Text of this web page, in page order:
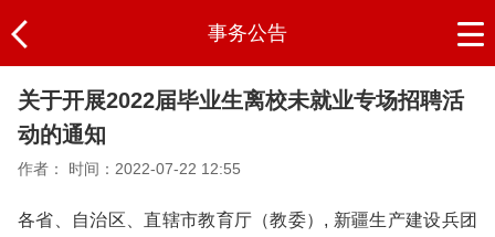
事务公告
关于开展2022届毕业生离校未就业专场招聘活
动的通知
作者： 时间：2022-07-22 12:55
各省、自治区、直辖市教育厅（教委）, 新疆生产建设兵团